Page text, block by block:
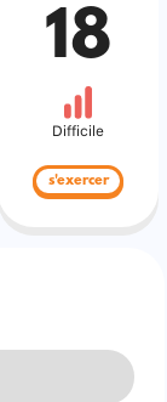
18
Difficile
s'exercer